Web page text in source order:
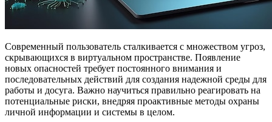
Современный пользователь сталкивается с множеством угроз,
скрывающихся в виртуальном пространстве. Появление
новых опасностей требует постоянного внимания и
последовательных действий для создания надежной среды для
работы и досуга. Важно научиться правильно реагировать на
потенциальные риски, внедряя проактивные методы охраны
личной информации и системы в целом.